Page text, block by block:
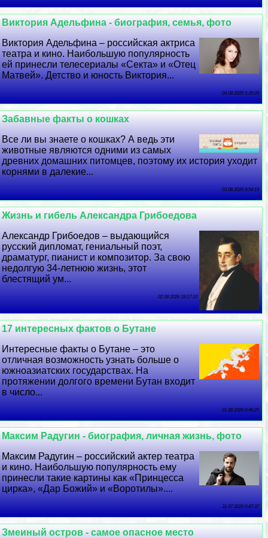
Виктория Адельфина - биография, семья, фото
Виктория Адельфина – российская актриса
театра и кино. Наибольшую популярность
ей принесли телесериалы «Секта» и «Отец
Матвей». Детство и юность Виктория...
04 08 2026 5:39:20
Забавные факты о кошках
Все ли вы знаете о кошках? А ведь эти
животные являются одними из самых
древних домашних питомцев, поэтому их история уходит
корнями в далекие...
03 08 2026 9:54:15
Жизнь и гибель Александра Грибоедова
Александр Грибоедов – выдающийся
русский дипломат, гениальный поэт,
драматург, пианист и композитор. За свою
недолгую 34-летнюю жизнь, этот
блестящий ум...
02 08 2026 18:17:10
17 интересных фактов о Бутане
Интересные факты о Бутане – это
отличная возможность узнать больше о
южноазиатских государствах. На
протяжении долгого времени Бутан входит
в число...
01 08 2026 8:46:25
Максим Радугин - биография, личная жизнь, фото
Максим Радугин – российский актер театра
и кино. Наибольшую популярность ему
принесли такие картины как «Принцесса
цирка», «Дар Божий» и «Воротилы»....
31 07 2026 0:47:37
Змеиный остров - самое опасное место